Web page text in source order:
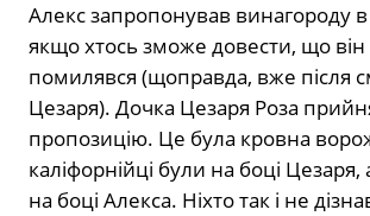
Алекс запропонував винагороду в
якщо хтось зможе довести, що він
помилявся (щоправда, вже після
Цезаря). Дочка Цезаря Роза
пропозицію. Це була кровна
каліфорнійці були на боці Цезаря,
на боці Алекса. Ніхто так і не